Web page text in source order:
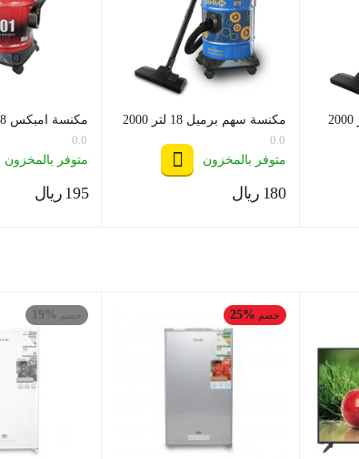
مكنسة أرو برميل 21 لتر 2000
مكنسة سهم برميل 18 لتر 2000
وات موديل SHM-18VSY
0.0
متوفر بالمخزون
ريال ‍180‍
VC4701
0.0
متوفر بالمخزون
ريال ‍195‍
خصم 25% خصم 19%